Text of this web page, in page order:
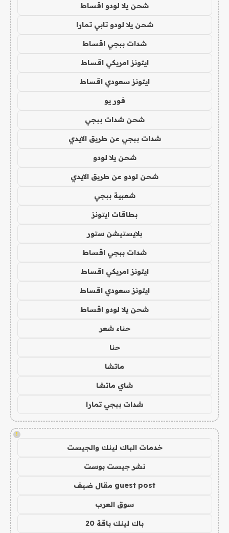
شحن يلا لودو اقساط
شحن يلا لودو تابي تمارا
شدات ببجي اقساط
ايتونز امريكي اقساط
ايتونز سعودي اقساط
فور يو
شحن شدات ببجي
شدات ببجي عن طريق الايدي
شحن يلا لودو
شحن لودو عن طريق الايدي
شعبية ببجي
بطاقات ايتونز
بلايستيشن ستور
شدات ببجي اقساط
ايتونز امريكي اقساط
ايتونز سعودي اقساط
شحن يلا لودو اقساط
حناء شعر
حنا
ماتشا
شاي ماتشا
شدات ببجي تمارا
!
خدمات الباك لينك والجيست
نشر جيست بوست
guest post مقال ضيف
سوق العرب
باك لينك باقة 20